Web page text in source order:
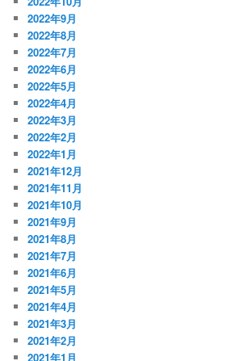
2022年9月
2022年8月
2022年7月
2022年6月
2022年5月
2022年4月
2022年3月
2022年2月
2022年1月
2021年12月
2021年11月
2021年10月
2021年9月
2021年8月
2021年7月
2021年6月
2021年5月
2021年4月
2021年3月
2021年2月
2021年1月